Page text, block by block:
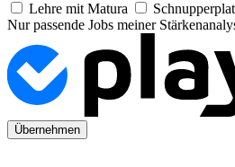
Lehre mit Matura
Nur passende Jobs meiner
Übernehmen